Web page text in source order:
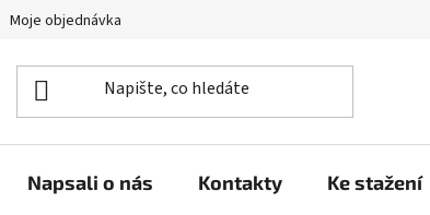
Moje objednávka
Napsali o nás Kontakty Ke stažení